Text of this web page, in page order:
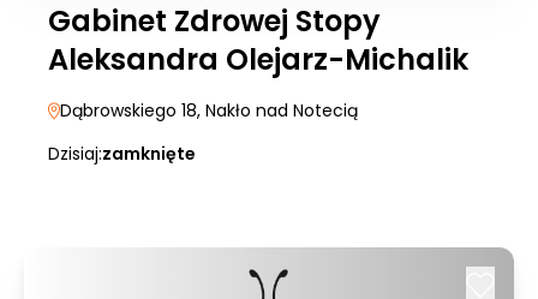
Gabinet Zdrowej Stopy
Aleksandra Olejarz-Michalik
Dąbrowskiego 18, Nakło nad Notecią
Dzisiaj:zamknięte